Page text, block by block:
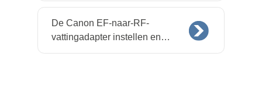
De Canon EF-naar-RF-
vattingadapter instellen en
gebruiken